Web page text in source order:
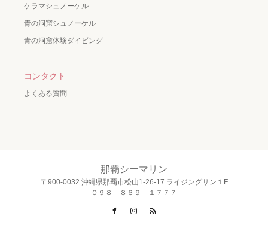
ケラマシュノーケル
青の洞窟シュノーケル
青の洞窟体験ダイビング
コンタクト
よくある質問
那覇シーマリン
〒900-0032 沖縄県那覇市松山1-26-17 ライジングサン１F
０９８－８６９－１７７７
FacebookInstagram